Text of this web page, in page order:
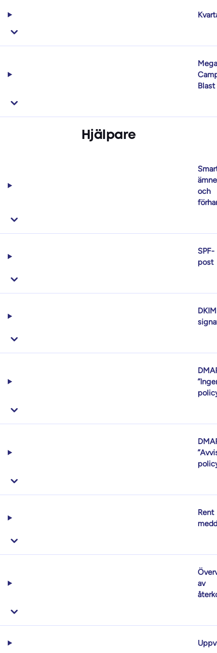
Mega
Blast
Hjälpare
och
SPF-
post
Rent
av